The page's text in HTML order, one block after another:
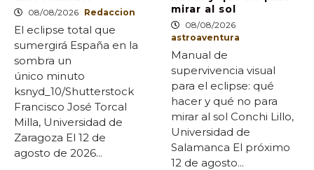
08/08/2026 Redaccion
El eclipse total que
sumergirá España en la
sombra un
único minuto
ksnyd_10/Shutterstock
Francisco José Torcal
Milla, Universidad de
Zaragoza El 12 de
agosto de 2026...
mirar al sol
08/08/2026
astroaventura
Manual de
supervivencia visual
para el eclipse: qué
hacer y qué no para
mirar al sol Conchi Lillo,
Universidad de
Salamanca El próximo
12 de agosto...